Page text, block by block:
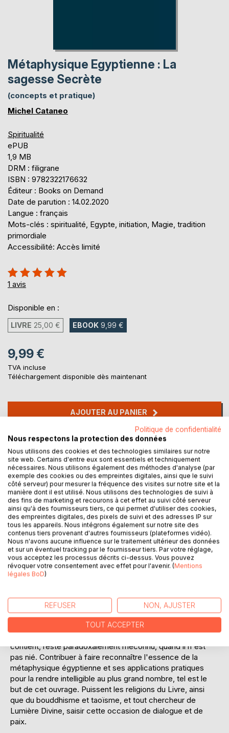
Métaphysique Egyptienne : La
sagesse Secrète
(concepts et pratique)
Michel Cataneo
Spiritualité
ePUB
1,9 MB
DRM : filigrane
ISBN : 9782322176632
Éditeur : Books on Demand
Date de parution : 14.02.2020
Langue : français
Mots-clés : spiritualité, Egypte, initiation, Magie, tradition
primordiale
Accessibilité: Accès limité
Évaluation:
100%
1 avis
Disponible en :
LIVRE 25,00 € EBOOK 9,99 €
9,99 €
TVA incluse
Téléchargement disponible dès maintenant
AJOUTER AU PANIER
Ajouter à ma liste d'envies
Laisser un avis
DESCRIPTION
Cela va faire bientôt deux cent ans que les hiéroglyphes
ont été déchiffrés et la parole perdue peu à peu retrouvée,
dans des légendes, clichés et superstitions, mais aussi
hélas pour une partie de la communauté égyptologique, car
les traductions sont souvent prises à la lettre ou mal
interprétées . Il en résulte que le Message Sacré qu'elle
contient, reste paradoxalement méconnu, quand il n'est
pas nié. Contribuer à faire reconnaître l'essence de la
métaphysique égyptienne et ses applications pratiques
pour la rendre intelligible au plus grand nombre, tel est le
but de cet ouvrage. Puissent les religions du Livre, ainsi
que du bouddhisme et taoïsme, et tout chercheur de
Lumière Divine, saisir cette occasion de dialogue et de
paix.
Politique de confidentialité
Nous respectons la protection des données
Nous utilisons des cookies et des technologies similaires sur notre
site web. Certains d'entre eux sont essentiels et techniquement
nécessaires. Nous utilisons également des méthodes d'analyse (par
exemple des cookies ou des empreintes digitales, ainsi que le suivi
côté serveur) pour mesurer la fréquence des visites sur notre site et la
manière dont il est utilisé. Nous utilisons des technologies de suivi à
des fins de marketing et recourons à cet effet au suivi côté serveur
ainsi qu'à des fournisseurs tiers, ce qui permet d'utiliser des cookies,
des empreintes digitales, des pixels de suivi et des adresses IP sur
tous les appareils. Nous intégrons également sur notre site des
contenus tiers provenant d'autres fournisseurs (plateformes vidéo).
Nous n'avons aucune influence sur le traitement ultérieur des données
et sur un éventuel tracking par le fournisseur tiers. Par votre réglage,
vous acceptez les processus décrits ci-dessus. Vous pouvez
révoquer votre consentement avec effet pour l'avenir. (Mentions
légales BoD)
REFUSER NON, AJUSTER
TOUT ACCEPTER